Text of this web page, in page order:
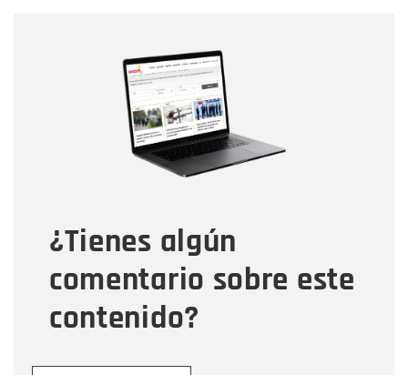
¿Tienes algún
comentario sobre este
contenido?
Correo electrónico
Tipo de comentario
Mensaje